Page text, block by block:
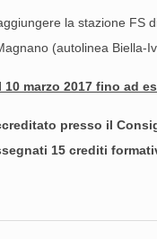
la stazione FS
(autolinea Biella-
marzo 2017 fino ad
presso il
15 crediti